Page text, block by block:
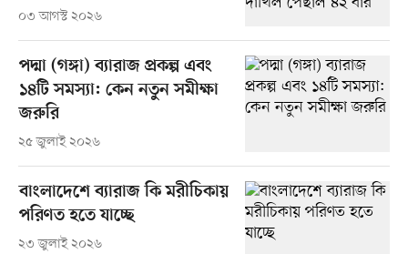
০৩ আগস্ট ২০২৬
পদ্মা (গঙ্গা) ব্যারাজ প্রকল্প এবং
১৪টি সমস্যা: কেন নতুন সমীক্ষা
জরুরি
২৫ জুলাই ২০২৬
বাংলাদেশে ব্যারাজ কি মরীচিকায়
পরিণত হতে যাচ্ছে
২৩ জুলাই ২০২৬